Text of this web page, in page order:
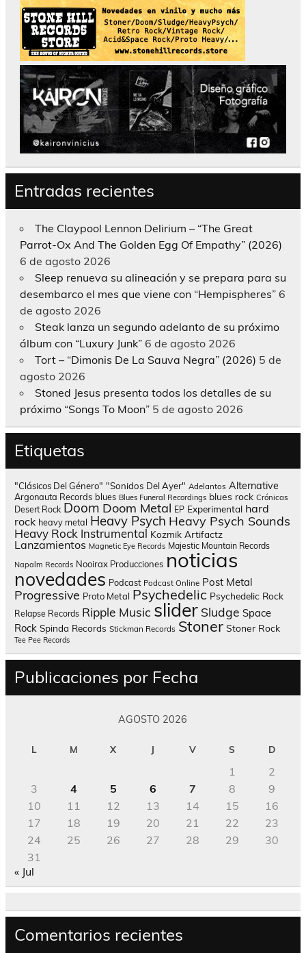
Entradas recientes
The Claypool Lennon Delirium – “The Great
Parrot-Ox And The Golden Egg Of Empathy” (2026)
6 de agosto 2026
Sleep renueva su alineación y se prepara para su
desembarco el mes que viene con “Hempispheres” 6
de agosto 2026
Steak lanza un segundo adelanto de su próximo
álbum con “Luxury Junk” 6 de agosto 2026
Tort – “Dimonis De La Sauva Negra” (2026) 5 de
agosto 2026
Stoned Jesus presenta todos los detalles de su
próximo “Songs To Moon” 5 de agosto 2026
Etiquetas
"Clásicos Del Género" "Sonidos Del Ayer" Adelantos Alternative
Argonauta Records blues Blues Funeral Recordings blues rock Crónicas
Desert Rock Doom Doom Metal EP Experimental hard
rock heavy metal Heavy Psych Heavy Psych Sounds
Heavy Rock Instrumental Kozmik Artifactz
Lanzamientos Magnetic Eye Records Majestic Mountain Records
Napalm Records Nooirax Producciones noticias
novedades Podcast Podcast Online Post Metal
Progressive Proto Metal Psychedelic Psychedelic Rock
Relapse Records Ripple Music slider Sludge Space
Rock Spinda Records Stickman Records Stoner Stoner Rock
Tee Pee Records
Publicaciones por Fecha
AGOSTO 2026
L M X J V S D
1
2
3
4 5 6 7 8
9
10
11 12 13 14 15
16
17
18 19 20 21 22
23
24
25 26 27 28 29
30
31
« Jul
Comentarios recientes